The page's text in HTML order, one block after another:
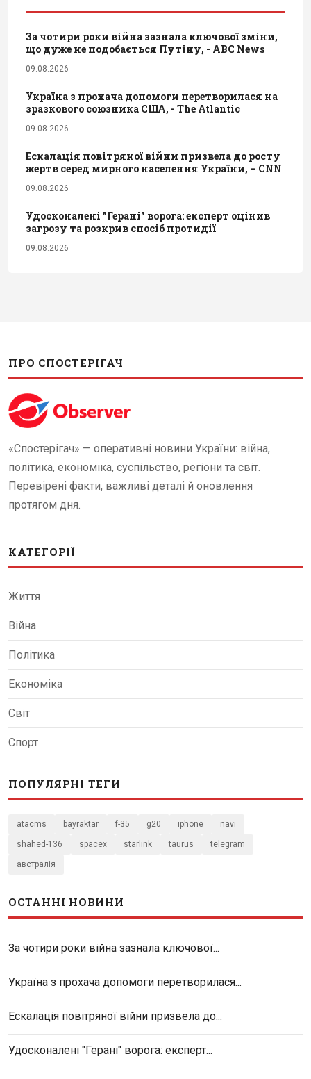
За чотири роки війна зазнала ключової зміни,
що дуже не подобається Путіну, - ABC News
09.08.2026
Україна з прохача допомоги перетворилася на
зразкового союзника США, - The Atlantic
09.08.2026
Ескалація повітряної війни призвела до росту
жертв серед мирного населення України, – CNN
09.08.2026
Удосконалені "Герані" ворога: експерт оцінив
загрозу та розкрив спосіб протидії
09.08.2026
ПРО СПОСТЕРІГАЧ
«Спостерігач» — оперативні новини України: війна,
політика, економіка, суспільство, регіони та світ.
Перевірені факти, важливі деталі й оновлення
протягом дня.
КАТЕГОРІЇ
Життя
Війна
Політика
Економіка
Світ
Спорт
ПОПУЛЯРНІ ТЕГИ
atacms bayraktar f-35 g20 iphone navi
shahed-136 spacex starlink taurus telegram
австралія
ОСТАННІ НОВИНИ
За чотири роки війна зазнала ключової...
Україна з прохача допомоги перетворилася...
Ескалація повітряної війни призвела до...
Удосконалені "Герані" ворога: експерт...